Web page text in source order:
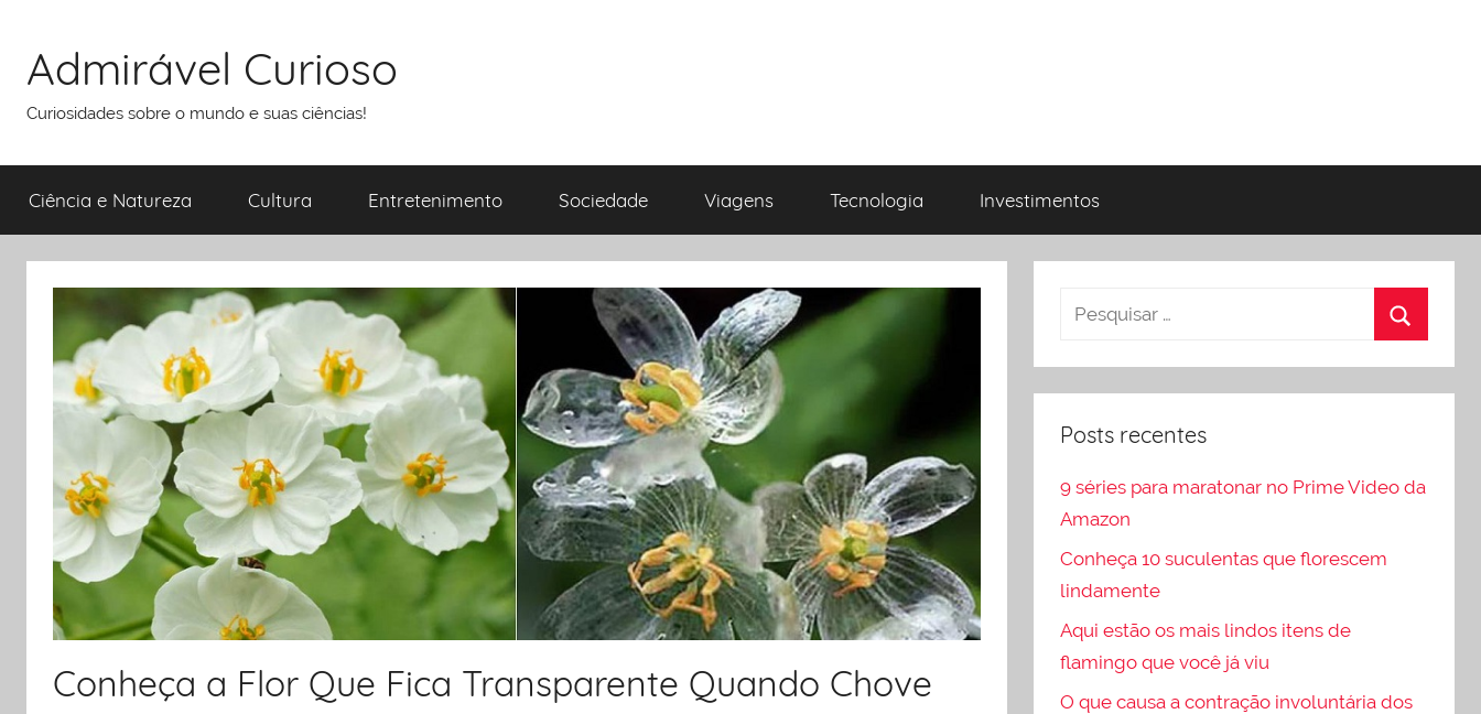
conteúdo
Admirável Curioso
Curiosidades sobre o mundo e suas ciências!
Ciência e Natureza Cultura Entretenimento Sociedade Viagens Tecnologia Investimentos
Conheça a Flor Que Fica Transparente Quando Chove
Posts recentes
9 séries para maratonar no Prime Video da
Amazon
Conheça 10 suculentas que florescem
lindamente
Aqui estão os mais lindos itens de
flamingo que você já viu
O que causa a contração involuntária dos